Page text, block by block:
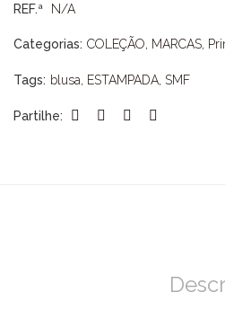
REF.ª N/A
Categorias: COLEÇÃO, MARCAS,
Tags: blusa, ESTAMPADA, SMF
Partilhe: